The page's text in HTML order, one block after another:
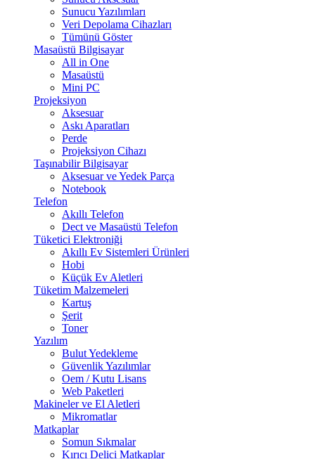
Sunucu Yazılımları
Veri Depolama Cihazları
Tümünü Göster
Masaüstü Bilgisayar
All in One
Masaüstü
Mini PC
Projeksiyon
Aksesuar
Askı Aparatları
Perde
Projeksiyon Cihazı
Taşınabilir Bilgisayar
Aksesuar ve Yedek Parça
Notebook
Telefon
Akıllı Telefon
Dect ve Masaüstü Telefon
Tüketici Elektroniği
Akıllı Ev Sistemleri Ürünleri
Hobi
Küçük Ev Aletleri
Tüketim Malzemeleri
Kartuş
Şerit
Toner
Yazılım
Bulut Yedekleme
Güvenlik Yazılımlar
Oem / Kutu Lisans
Web Paketleri
Makineler ve El Aletleri
Mikromatlar
Matkaplar
Somun Sıkmalar
Kırıcı Delici Matkaplar